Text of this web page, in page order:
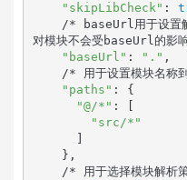
"skipLibCheck" :
对模块不会受baseUrl的
"baseUrl" : "." ,
"paths" : {
"@/*" : [
"src/*"